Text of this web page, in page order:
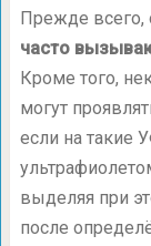
Прежде всего,
часто
Кроме того,
могут
если на такие
выделяя при
после